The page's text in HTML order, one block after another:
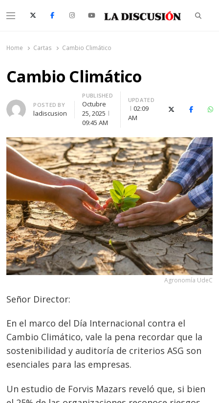
Menu
Home Cartas Cambio Climático
Cambio Climático
Author
POSTED BY
ladiscusion
PUBLISHED
Octubre
25, 2025
09:45 AM
UPDATED
02:09
AM
X (Twitter)Facebook
Agronomía UdeC
Señor Director:
En el marco del Día Internacional contra el
Cambio Climático, vale la pena recordar que la
sostenibilidad y auditoría de criterios ASG son
esenciales para las empresas.
Un estudio de Forvis Mazars reveló que, si bien